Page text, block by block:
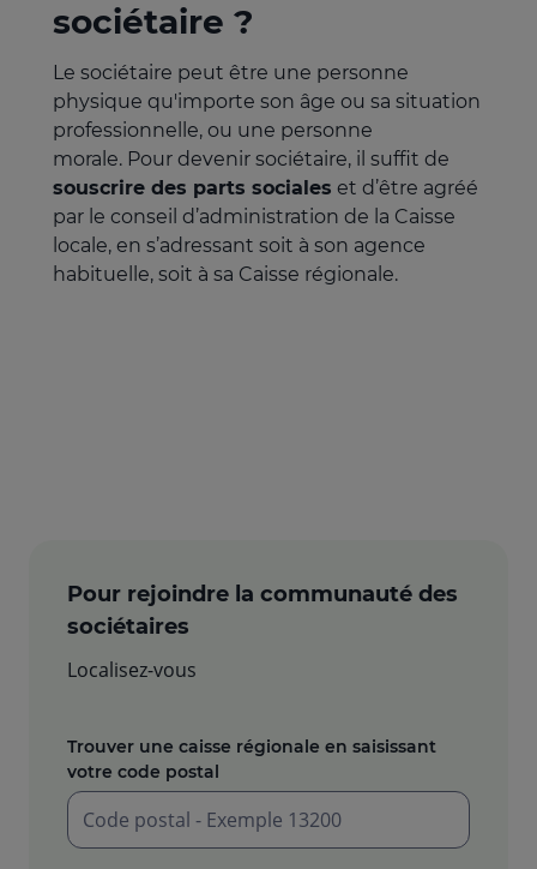
sociétaire ?
Le sociétaire peut être une personne
physique qu'importe son âge ou sa situation
professionnelle, ou une personne
morale. Pour devenir sociétaire, il suffit de
souscrire des parts sociales et d’être agréé
par le conseil d’administration de la Caisse
locale, en s’adressant soit à son agence
habituelle, soit à sa Caisse régionale.
Pour rejoindre la communauté des
sociétaires
Localisez-vous
Trouver une caisse régionale en saisissant
votre code postal